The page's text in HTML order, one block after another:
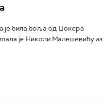
је била боља од Џокера
је Николи Малешевићу из